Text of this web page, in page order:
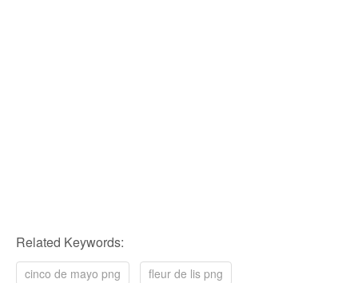
Related Keywords:
cinco de mayo png
fleur de lis png